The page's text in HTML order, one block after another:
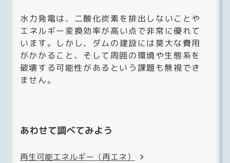
水力発電は、二酸化炭素を排出しないことや
エネルギー変換効率が高い点で非常に優れて
います。しかし、ダムの建設には莫大な費用
がかかること、そして周囲の環境や生態系を
破壊する可能性があるという課題も無視でき
ません。
あわせて調べてみよう
再生可能エネルギー（再エネ）